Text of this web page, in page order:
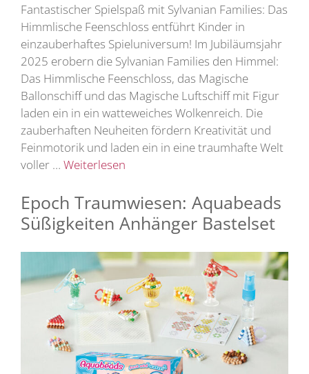
Fantastischer Spielspaß mit Sylvanian Families: Das
Himmlische Feenschloss entführt Kinder in
einzauberhaftes Spieluniversum! Im Jubiläumsjahr
2025 erobern die Sylvanian Families den Himmel:
Das Himmlische Feenschloss, das Magische
Ballonschiff und das Magische Luftschiff mit Figur
laden ein in ein watteweiches Wolkenreich. Die
zauberhaften Neuheiten fördern Kreativität und
Feinmotorik und laden ein in eine traumhafte Welt
voller … Weiterlesen
Epoch Traumwiesen: Aquabeads
Süßigkeiten Anhänger Bastelset